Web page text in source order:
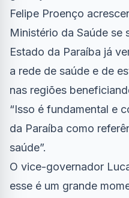
Felipe Proenço
Ministério da Saúde se
Estado da Paraíba já
a rede de saúde e de
nas regiões
“Isso é fundamental e
da Paraíba como
saúde”.
O vice-governador
esse é um grande